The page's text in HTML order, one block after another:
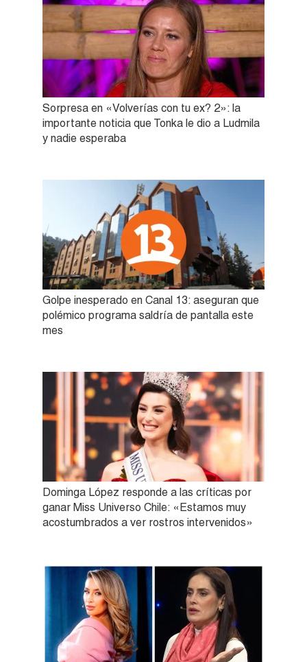
Sorpresa en «Volverías con tu ex? 2»: la
importante noticia que Tonka le dio a Ludmila
y nadie esperaba
Golpe inesperado en Canal 13: aseguran que
polémico programa saldría de pantalla este
mes
Dominga López responde a las críticas por
ganar Miss Universo Chile: «Estamos muy
acostumbrados a ver rostros intervenidos»